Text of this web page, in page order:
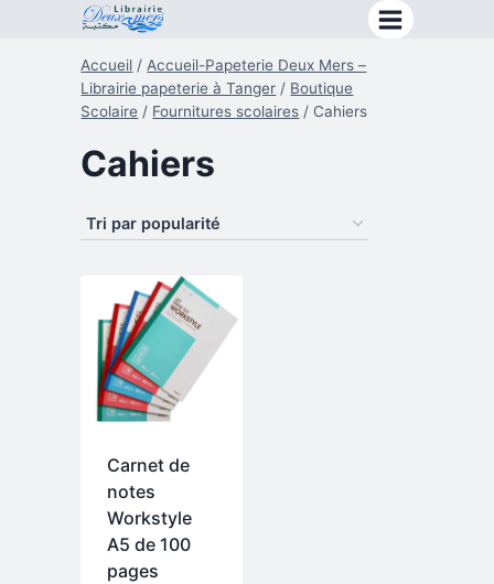
Accueil / Accueil-Papeterie Deux Mers –
Librairie papeterie à Tanger / Boutique
Scolaire / Fournitures scolaires / Cahiers
Cahiers
Carnet de
notes
Workstyle
A5 de 100
pages